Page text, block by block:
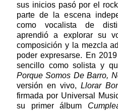
sus inicios pasó por el
parte de la escena
como vocalista de
aprendió a explorar su
composición y la mezcla
poder expresarse. En
sencillo como solista y
Porque Somos De Barro,
versión en vivo, Llorar
firmada por Universal
su primer álbum